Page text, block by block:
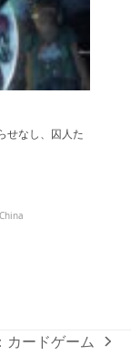
せなし、囚人た
カードゲーム